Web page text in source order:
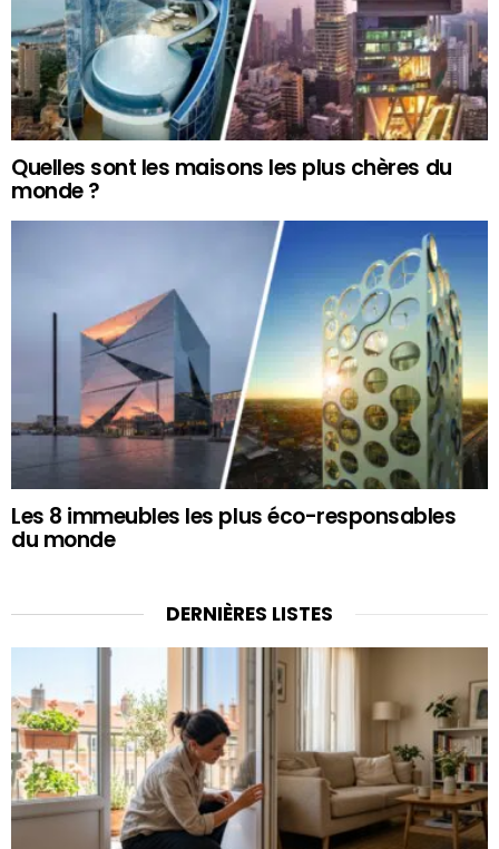
Quelles sont les maisons les plus chères du
monde ?
Les 8 immeubles les plus éco-responsables
du monde
DERNIÈRES LISTES